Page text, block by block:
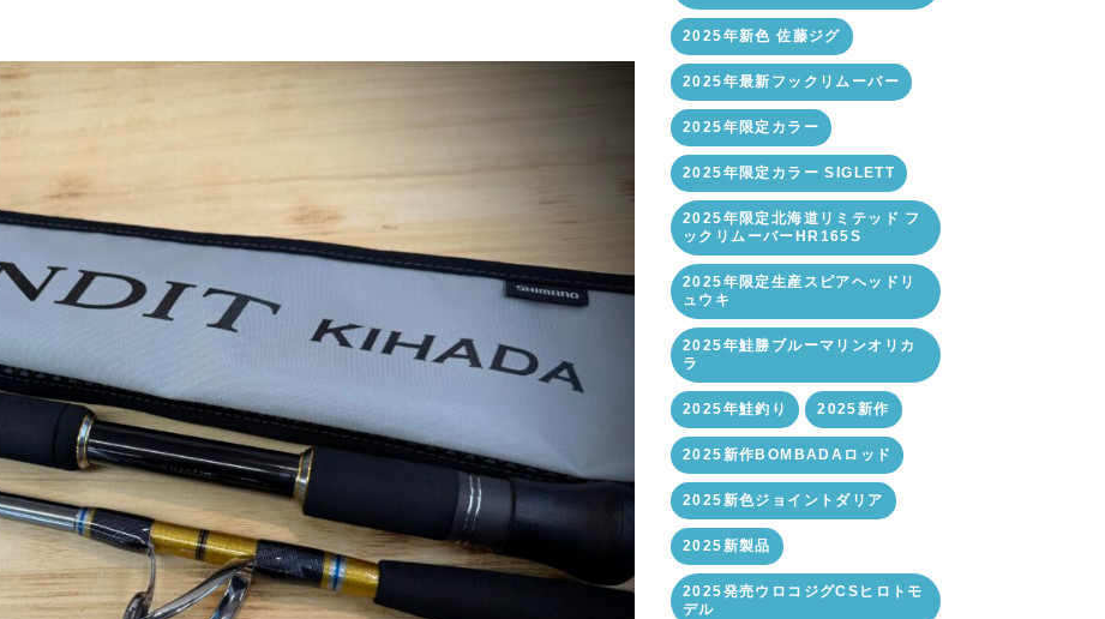
2025年新色 佐藤ジグ
2025年最新フックリムーバー
2025年限定カラー
2025年限定カラー SIGLETT
2025年限定北海道リミテッド フ
ックリムーバーHR165S
2025年限定生産スピアヘッドリ
ュウキ
2025年鮭勝ブルーマリンオリカ
ラ
2025年鮭釣り 2025新作
2025新作BOMBADAロッド
2025新色ジョイントダリア
2025新製品
2025発売ウロコジグCSヒロトモ
デル